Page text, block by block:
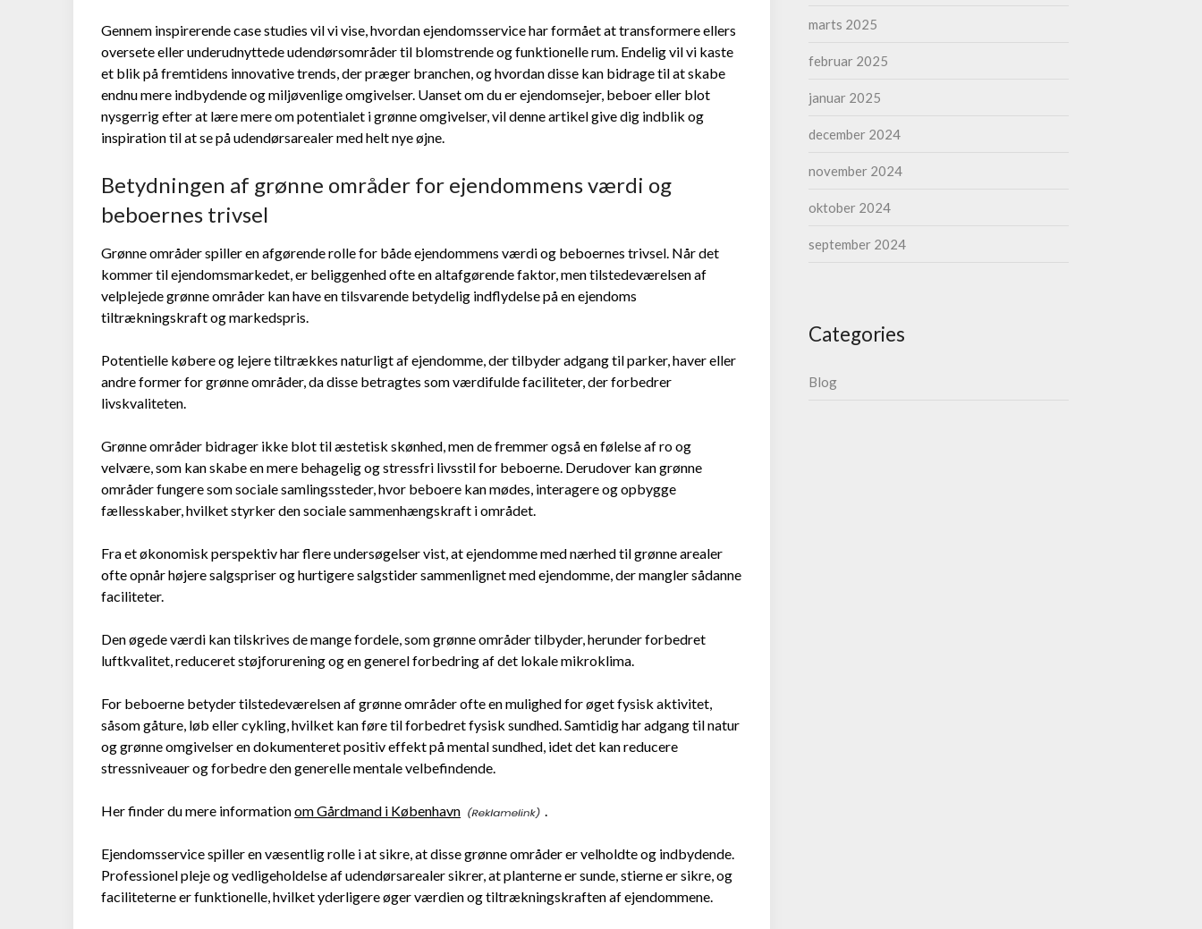
Gennem inspirerende case studies vil vi vise, hvordan ejendomsservice har formået at transformere ellers
oversete eller underudnyttede udendørsområder til blomstrende og funktionelle rum. Endelig vil vi kaste
et blik på fremtidens innovative trends, der præger branchen, og hvordan disse kan bidrage til at skabe
endnu mere indbydende og miljøvenlige omgivelser. Uanset om du er ejendomsejer, beboer eller blot
nysgerrig efter at lære mere om potentialet i grønne omgivelser, vil denne artikel give dig indblik og
inspiration til at se på udendørsarealer med helt nye øjne.
Betydningen af grønne områder for ejendommens værdi og
beboernes trivsel
Grønne områder spiller en afgørende rolle for både ejendommens værdi og beboernes trivsel. Når det
kommer til ejendomsmarkedet, er beliggenhed ofte en altafgørende faktor, men tilstedeværelsen af
velplejede grønne områder kan have en tilsvarende betydelig indflydelse på en ejendoms
tiltrækningskraft og markedspris.
Potentielle købere og lejere tiltrækkes naturligt af ejendomme, der tilbyder adgang til parker, haver eller
andre former for grønne områder, da disse betragtes som værdifulde faciliteter, der forbedrer
livskvaliteten.
Grønne områder bidrager ikke blot til æstetisk skønhed, men de fremmer også en følelse af ro og
velvære, som kan skabe en mere behagelig og stressfri livsstil for beboerne. Derudover kan grønne
områder fungere som sociale samlingssteder, hvor beboere kan mødes, interagere og opbygge
fællesskaber, hvilket styrker den sociale sammenhængskraft i området.
Fra et økonomisk perspektiv har flere undersøgelser vist, at ejendomme med nærhed til grønne arealer
ofte opnår højere salgspriser og hurtigere salgstider sammenlignet med ejendomme, der mangler sådanne
faciliteter.
Den øgede værdi kan tilskrives de mange fordele, som grønne områder tilbyder, herunder forbedret
luftkvalitet, reduceret støjforurening og en generel forbedring af det lokale mikroklima.
For beboerne betyder tilstedeværelsen af grønne områder ofte en mulighed for øget fysisk aktivitet,
såsom gåture, løb eller cykling, hvilket kan føre til forbedret fysisk sundhed. Samtidig har adgang til natur
og grønne omgivelser en dokumenteret positiv effekt på mental sundhed, idet det kan reducere
stressniveauer og forbedre den generelle mentale velbefindende.
Her finder du mere informationom Gårdmand i København .
Ejendomsservice spiller en væsentlig rolle i at sikre, at disse grønne områder er velholdte og indbydende.
Professionel pleje og vedligeholdelse af udendørsarealer sikrer, at planterne er sunde, stierne er sikre, og
faciliteterne er funktionelle, hvilket yderligere øger værdien og tiltrækningskraften af ejendommene.
marts 2025
februar 2025
januar 2025
december 2024
november 2024
oktober 2024
september 2024
Categories
Blog